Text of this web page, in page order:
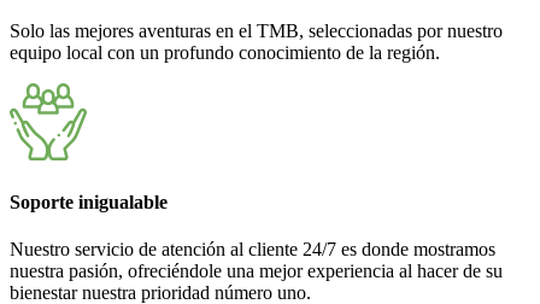
Solo las mejores aventuras en el TMB, seleccionadas por nuestro
equipo local con un profundo conocimiento de la región.
Soporte inigualable
Nuestro servicio de atención al cliente 24/7 es donde mostramos
nuestra pasión, ofreciéndole una mejor experiencia al hacer de su
bienestar nuestra prioridad número uno.